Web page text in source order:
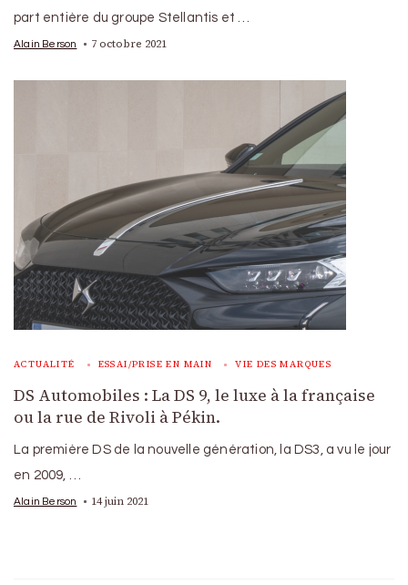
part entière du groupe Stellantis et …
Alain Berson 7 octobre 2021
ACTUALITÉ ESSAI/PRISE EN MAIN VIE DES MARQUES
DS Automobiles : La DS 9, le luxe à la française
ou la rue de Rivoli à Pékin.
La première DS de la nouvelle génération, la DS3, a vu le jour
en 2009, …
Alain Berson 14 juin 2021